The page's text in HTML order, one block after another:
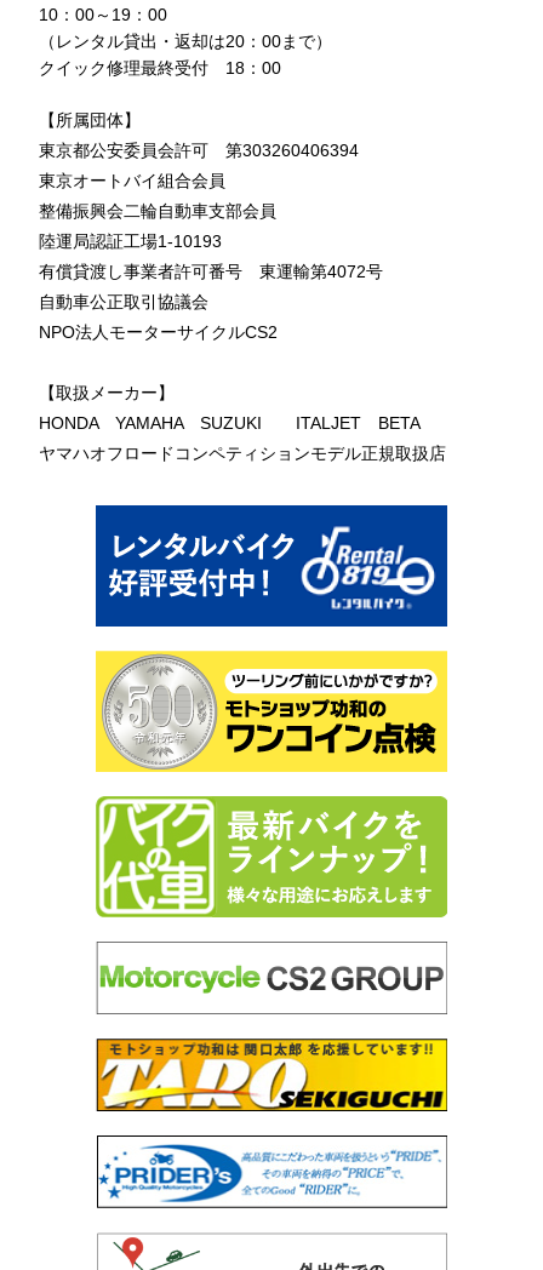
10：00～19：00
（レンタル貸出・返却は20：00まで）
クイック修理最終受付 18：00
【所属団体】
東京都公安委員会許可 第303260406394
東京オートバイ組合会員
整備振興会二輪自動車支部会員
陸運局認証工場1-10193
有償貸渡し事業者許可番号 東運輸第4072号
自動車公正取引協議会
NPO法人モーターサイクルCS2
【取扱メーカー】
HONDA YAMAHA SUZUKI ITALJET BETA
ヤマハオフロードコンペティションモデル正規取扱店